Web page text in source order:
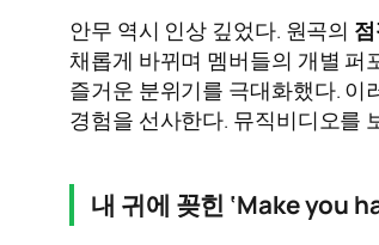
안무 역시 인상 깊었다. 원곡의
채롭게 바뀌며 멤버들의 개별 퍼
즐거운 분위기를 극대화했다.
경험을 선사한다. 뮤직비디오를
내 귀에 꽂힌 ‘Make you